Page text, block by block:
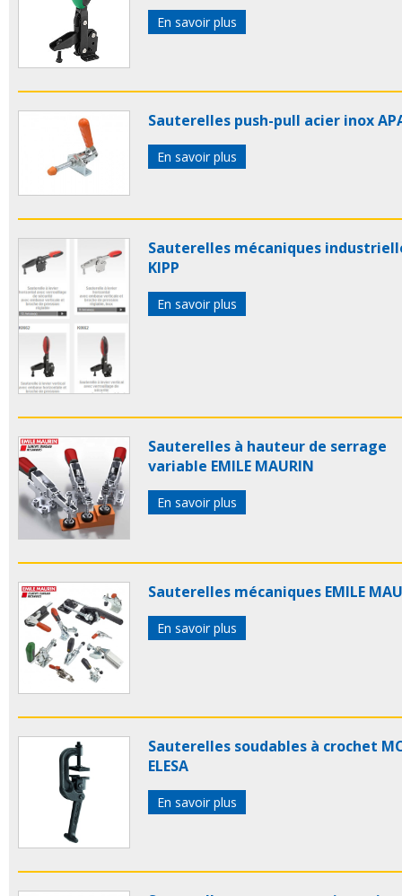
En savoir plus
Sauterelles push-pull acier inox
En savoir plus
Sauterelles mécaniques
KIPP
En savoir plus
Sauterelles à hauteur de serrage
variable EMILE MAURIN
En savoir plus
Sauterelles mécaniques EMILE
En savoir plus
Sauterelles soudables à crochet
ELESA
En savoir plus